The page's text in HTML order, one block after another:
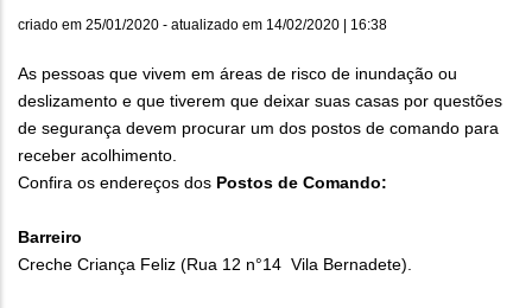
criado em 25/01/2020 - atualizado em 14/02/2020 | 16:38
As pessoas que vivem em áreas de risco de inundação ou
deslizamento e que tiverem que deixar suas casas por questões
de segurança devem procurar um dos postos de comando para
receber acolhimento.
Confira os endereços dos Postos de Comando:
Barreiro
Creche Criança Feliz (Rua 12 n°14 Vila Bernadete).